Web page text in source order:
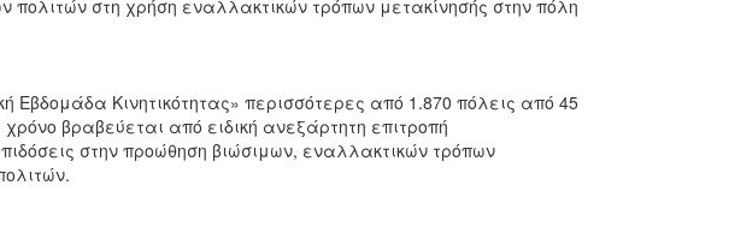
πολιτών στη χρήση εναλλακτικών τρόπων μετακίνησής στην πόλη
Κινητικότητας» περισσότερες από 1.870 πόλεις από 45
βραβεύεται από ειδική ανεξάρτητη επιτροπή
στην προώθηση βιώσιμων, εναλλακτικών τρόπων